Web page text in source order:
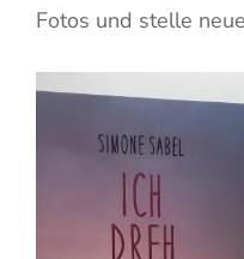
Fotos und stelle